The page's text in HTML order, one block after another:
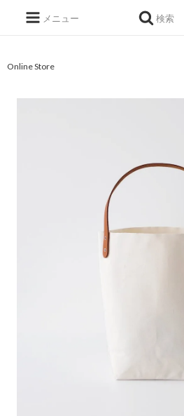
メニュー 検索
Online Store